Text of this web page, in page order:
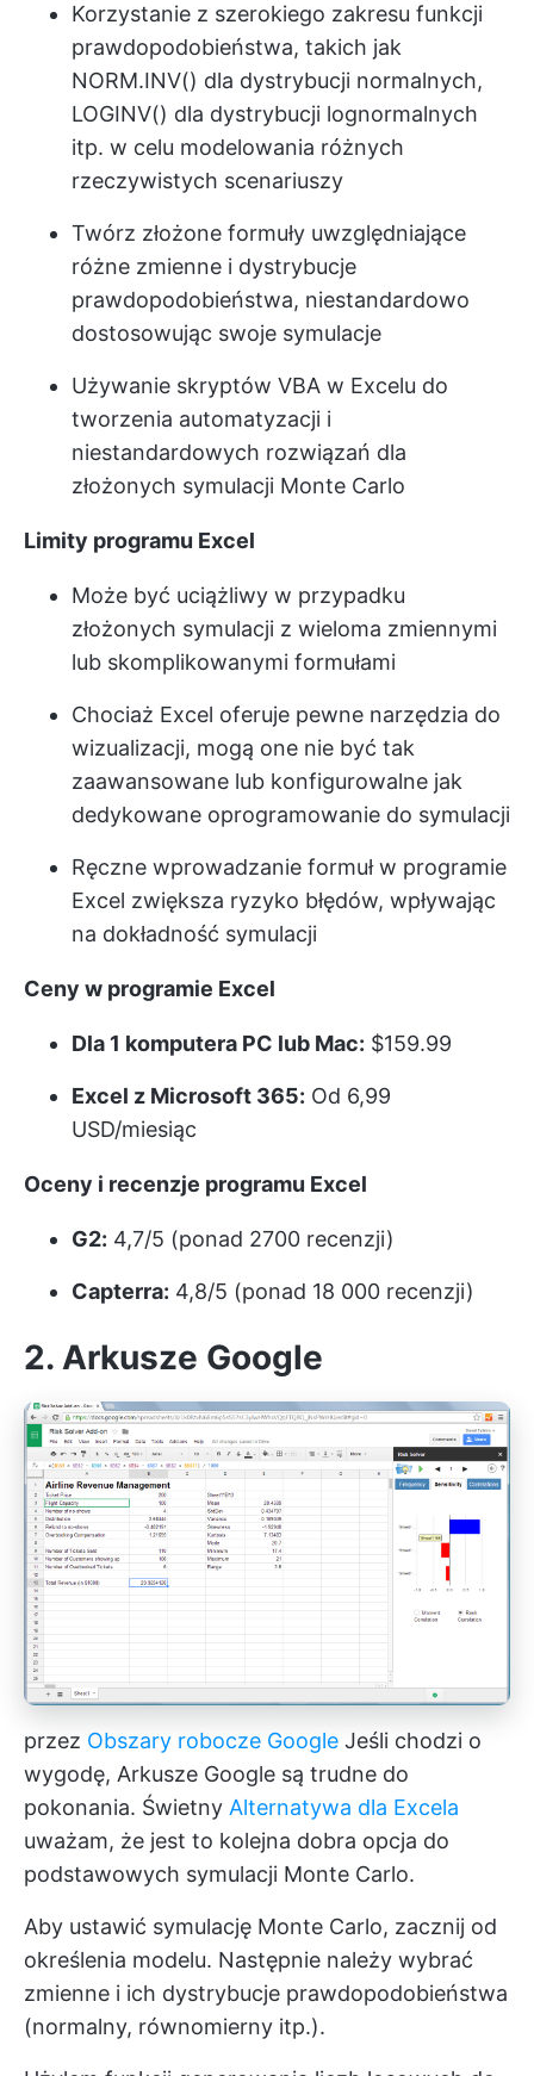
Korzystanie z szerokiego zakresu funkcji
prawdopodobieństwa, takich jak
NORM.INV() dla dystrybucji normalnych,
LOGINV() dla dystrybucji lognormalnych
itp. w celu modelowania różnych
rzeczywistych scenariuszy
Twórz złożone formuły uwzględniające
różne zmienne i dystrybucje
prawdopodobieństwa, niestandardowo
dostosowując swoje symulacje
Używanie skryptów VBA w Excelu do
tworzenia automatyzacji i
niestandardowych rozwiązań dla
złożonych symulacji Monte Carlo
Limity programu Excel
Może być uciążliwy w przypadku
złożonych symulacji z wieloma zmiennymi
lub skomplikowanymi formułami
Chociaż Excel oferuje pewne narzędzia do
wizualizacji, mogą one nie być tak
zaawansowane lub konfigurowalne jak
dedykowane oprogramowanie do symulacji
Ręczne wprowadzanie formuł w programie
Excel zwiększa ryzyko błędów, wpływając
na dokładność symulacji
Ceny w programie Excel
Dla 1 komputera PC lub Mac: $159.99
Excel z Microsoft 365: Od 6,99
USD/miesiąc
Oceny i recenzje programu Excel
G2: 4,7/5 (ponad 2700 recenzji)
Capterra: 4,8/5 (ponad 18 000 recenzji)
2. Arkusze Google
przez Obszary robocze Google Jeśli chodzi o
wygodę, Arkusze Google są trudne do
pokonania. Świetny Alternatywa dla Excela
uważam, że jest to kolejna dobra opcja do
podstawowych symulacji Monte Carlo.
Aby ustawić symulację Monte Carlo, zacznij od
określenia modelu. Następnie należy wybrać
zmienne i ich dystrybucje prawdopodobieństwa
(normalny, równomierny itp.).